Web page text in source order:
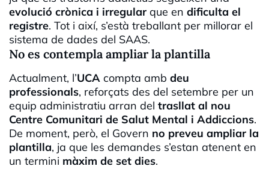
evolució crònica i irregular que en dificulta el
registre. Tot i així, s’està treballant per millorar el
sistema de dades del SAAS.
No es contempla ampliar la plantilla
Actualment, l’UCA compta amb deu
professionals, reforçats des del setembre per un
equip administratiu arran del trasllat al nou
Centre Comunitari de Salut Mental i Addiccions.
De moment, però, el Govern no preveu ampliar la
plantilla, ja que les demandes s’estan atenent en
un termini màxim de set dies.